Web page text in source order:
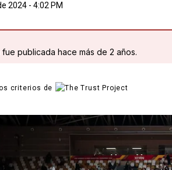
2024 - 4:02 PM
fue publicada hace más de 2 años.
criterios de